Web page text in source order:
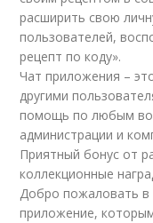
расширить свою
пользователей,
рецепт по коду».
Чат приложения –
другими
помощь по любым
администрации и
Приятный бонус от
коллекционные
Добро пожаловать в
приложение,